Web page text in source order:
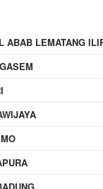
ABAB LEMATANG